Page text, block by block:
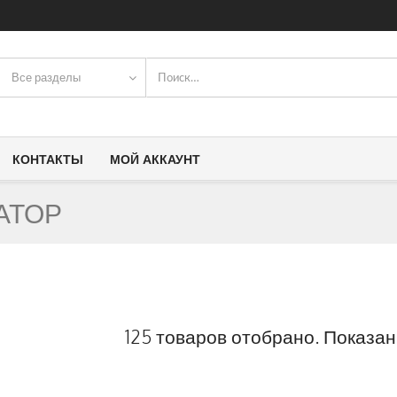
Все разделы
КОНТАКТЫ МОЙ АККАУНТ
125 товаров отобрано.